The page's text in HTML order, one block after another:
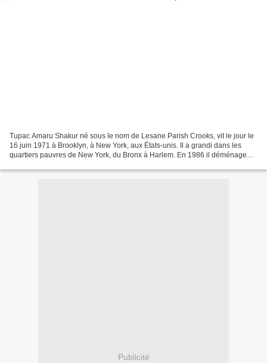
Tupac Amaru Shakur né sous le nom de Lesane Parish Crooks, vit le jour le
16 juin 1971 à Brooklyn, à New York, aux États-unis. Il a grandi dans les
quartiers pauvres de New York, du Bronx à Harlem. En 1986 il déménagea à
Publicité